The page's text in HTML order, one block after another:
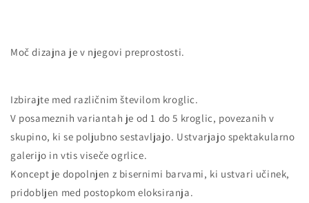
Moč dizajna je v njegovi preprostosti.
Izbirajte med različnim številom kroglic.
V posameznih variantah je od 1 do 5 kroglic, povezanih v
skupino, ki se poljubno sestavljajo. Ustvarjajo spektakularno
galerijo in vtis viseče ogrlice.
Koncept je dopolnjen z bisernimi barvami, ki ustvari učinek,
pridobljen med postopkom eloksiranja.